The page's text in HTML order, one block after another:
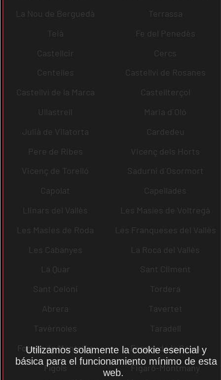
La Nou de Berguedà
Terrassa
Teià
Fe del Penedès
Castellcir
Cercs
Centelles
Castellví de Rosanes
Castellví de la Marca
Castellterçol
Ullastrell
Maria d´Oló
Julià de Vilatorta
Cardedeu
Pere de Ribes
Vicenç dels Horts
Vicenç de Torelló
Sadurní d´Osormort
Capolat
Capellades
Llinars del Vallès
Les Masíes de Voltregà
Les Masies de Roda
Les Franqueses del Vallès
Les Cabanyes
La Roca del Vallès
La Quar
Sant Climent
Sant Celoni
Tordera
Abrera
Tavertet
Tavèrnoles
Taradell
Fogars de Montclús
Fogars de la Selva
Fígols
Figaró-Montmany
Utilizamos solamente la cookie esencial y
básica para el funcionamiento mínimo de esta
web.